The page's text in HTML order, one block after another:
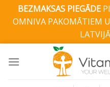
BEZMAKSAS PIEGĀDE
OMNIVA PAKOMĀTIEM